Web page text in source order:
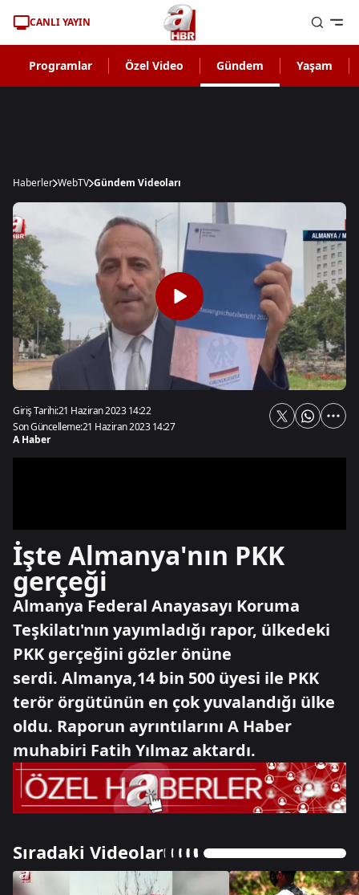
CANLI YAYIN
Programlar Özel Video Gündem Yaşam
Haberler WebTV Gündem Videoları
Giriş Tarihi:21 Haziran 2023 14:22
Son Güncelleme:21 Haziran 2023 14:27
A Haber
İşte Almanya'nın PKK
gerçeği
Almanya Federal Anayasayı Koruma
Teşkilatı'nın yayımladığı rapor, ülkedeki
PKK gerçeğini gözler önüne
serdi. Almanya,14 bin 500 üyesi ile PKK
terör örgütünün en çok yuvalandığı ülke
oldu. Raporun ayrıntılarını A Haber
muhabiri Fatih Yılmaz aktardı.
Sıradaki Videolar